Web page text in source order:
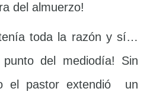
del almuerzo!
toda la razón y sí…
del mediodía! Sin
el pastor extendió un